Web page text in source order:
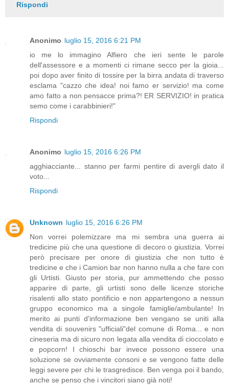
Rispondi
Anonimo luglio 15, 2016 6:21 PM
io me lo immagino Alfiero che ieri sente le parole
dell'assessore e a momenti ci rimane secco per la gioia...
poi dopo aver finito di tossire per la birra andata di traverso
esclama "cazzo che idea! noi famo er servizio! ma come
amo fatto a non pensacce prima?! ER SERVIZIO! in pratica
semo come i carabbinieri!"
Rispondi
Anonimo luglio 15, 2016 6:26 PM
agghiacciante... stanno per farmi pentire di avergli dato il
voto...
Rispondi
Unknown luglio 15, 2016 6:26 PM
Non vorrei polemizzare ma mi sembra una guerra ai
tredicine più che una questione di decoro o giustizia. Vorrei
però precisare per onore di giustizia che non tutto è
tredicine e che i Camion bar non hanno nulla a che fare con
gli Urtisti. Giusto per storia, pur ammettendo che posso
apparire di parte, gli urtisti sono delle licenze storiche
risalenti allo stato pontificio e non appartengono a nessun
gruppo economico ma a singole famiglie/ambulante! In
merito ai punti d'informazione ben vengano se uniti alla
vendita di souvenirs "ufficiali"del comune di Roma... e non
cineseria ma di sicuro non legata alla vendita di cioccolato e
e popcorn! I chioschi bar invece possono essere una
soluzione se ovviamente consoni e se vengono fatte delle
leggi severe per chi le trasgredisce. Ben venga poi il bando,
anche se penso che i vincitori siano già noti!